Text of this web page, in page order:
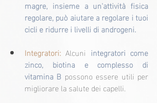
magre, insieme a un'attività fisica
regolare, può aiutare a regolare i tuoi
cicli e ridurre i livelli di androgeni.
Integratori: Alcuni integratori come
zinco, biotina e complesso di
vitamina B possono essere utili per
migliorare la salute dei capelli.